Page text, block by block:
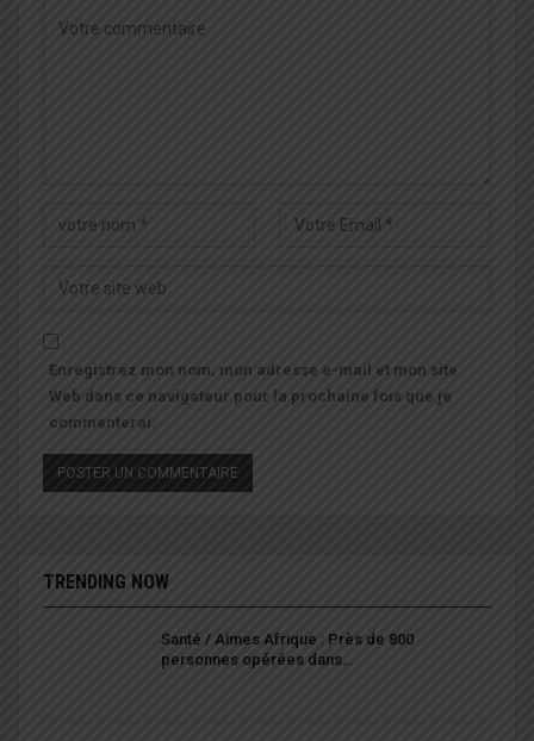
Enregistrez mon nom, mon adresse e-mail et mon site
Web dans ce navigateur pour la prochaine fois que je
commenterai.
TRENDING NOW
Santé / Aimes Afrique : Près de 800
personnes opérées dans…